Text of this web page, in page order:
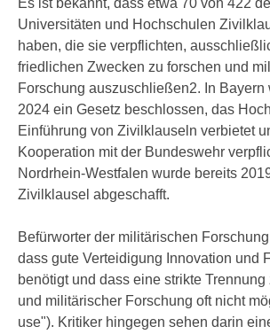
Universitäten und Hochschulen
haben, die sie verpflichten,
friedlichen Zwecken zu forschen und
Forschung auszuschließen2. In Bayern
2024 ein Gesetz beschlossen, das
Einführung von Zivilklauseln verbietet
Kooperation mit der Bundeswehr
Nordrhein-Westfalen wurde bereits
Zivilklausel abgeschafft.
Befürworter der militärischen
dass gute Verteidigung Innovation und
benötigt und dass eine strikte
und militärischer Forschung oft nicht
use"). Kritiker hingegen sehen darin